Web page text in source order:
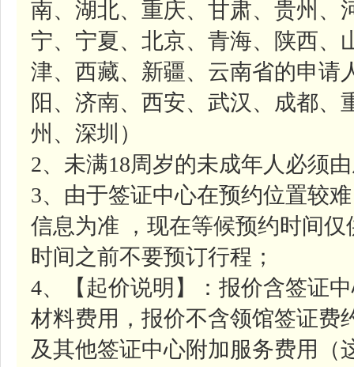
南、湖北、重庆、甘肃、贵州、
宁、宁夏、北京、青海、陕西、
津、西藏、新疆、云南省的申请
阳、济南、西安、武汉、成都、
州、深圳）
2、未满18周岁的未成年人必须
3、由于签证中心在预约位置较
信息为准 ，现在等候预约时间
时间之前不要预订行程；
4、【起价说明】：报价含签证
材料费用，报价不含领馆签证费
及其他签证中心附加服务费用（